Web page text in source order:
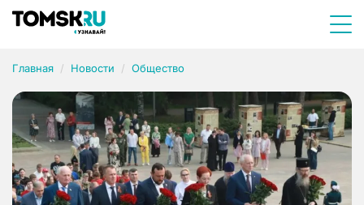
Главная Новости Общество